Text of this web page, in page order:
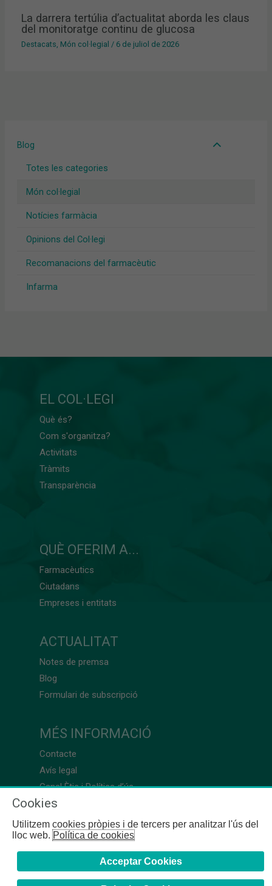
Blog
Totes les categories
Món col·legial
Notícies farmàcia
Opinions del Col·legi
Recomanacions del farmacèutic
Infarma
La darrera tertúlia d’actualitat aborda les claus
del monitoratge continu de glucosa
Destacats, Món col·legial / 6 de juliol de 2026
EL COL·LEGI
Què és?
Com s'organitza?
Activitats
Tràmits
Transparència
QUÈ OFERIM A...
Farmacèutics
Ciutadans
Empreses i entitats
ACTUALITAT
Notes de premsa
Blog
Formulari de subscripció
MÉS INFORMACIÓ
Contacte
Avís legal
Canal Ètic i Política d’ús
Cookies
Utilitzem cookies pròpies i de tercers per analitzar l'ús del
lloc web.Política de cookies
Acceptar Cookies